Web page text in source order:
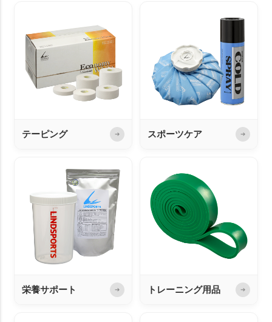
テーピング ➔ スポーツケア ➔
栄養サポート ➔ トレーニング用品 ➔